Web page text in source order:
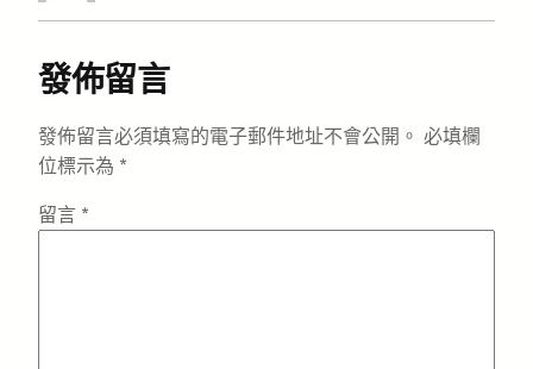
發佈留言
發佈留言必須填寫的電子郵件地址不會公開。 必填欄
位標示為 *
留言 *